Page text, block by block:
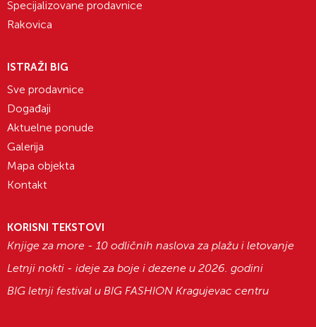
Specijalizovane prodavnice
Rakovica
ISTRAŽI BIG
Sve prodavnice
Događaji
Aktuelne ponude
Galerija
Mapa objekta
Kontakt
KORISNI TEKSTOVI
Knjige za more - 10 odličnih naslova za plažu i letovanje
Letnji nokti - ideje za boje i dezene u 2026. godini
BIG letnji festival u BIG FASHION Kragujevac centru